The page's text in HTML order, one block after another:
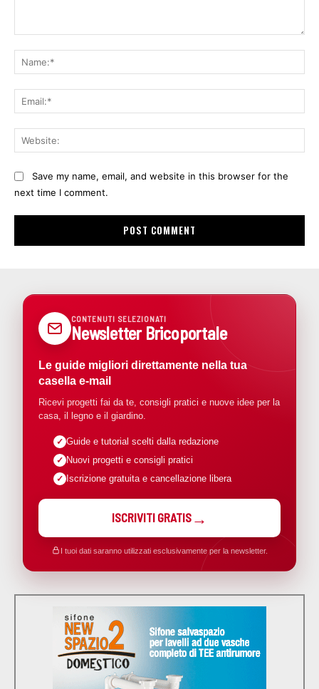
Save my name, email, and website in this browser for the
next time I comment.
CONTENUTI SELEZIONATI
Newsletter Bricoportale
Le guide migliori direttamente nella tua
casella e-mail
Ricevi progetti fai da te, consigli pratici e nuove idee per la
casa, il legno e il giardino.
Guide e tutorial scelti dalla redazione
Nuovi progetti e consigli pratici
Iscrizione gratuita e cancellazione libera
ISCRIVITI GRATIS
I tuoi dati saranno utilizzati esclusivamente per la newsletter.